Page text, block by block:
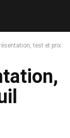
test et prix